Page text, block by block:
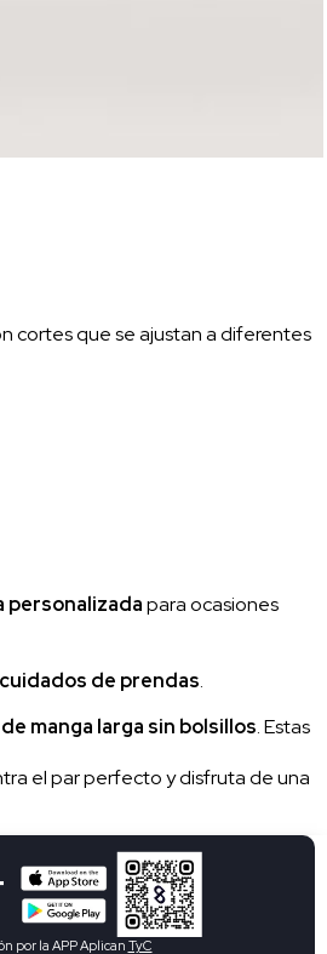
cortes que se ajustan a diferentes
personalizadapara ocasiones
cuidados de prendas.
manga larga sin bolsillos. Estas
el par perfecto y disfruta de una
por la APP Aplican TyC